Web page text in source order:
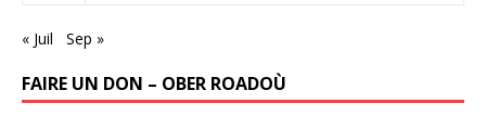
« Juil Sep »
FAIRE UN DON – OBER ROADOÙ